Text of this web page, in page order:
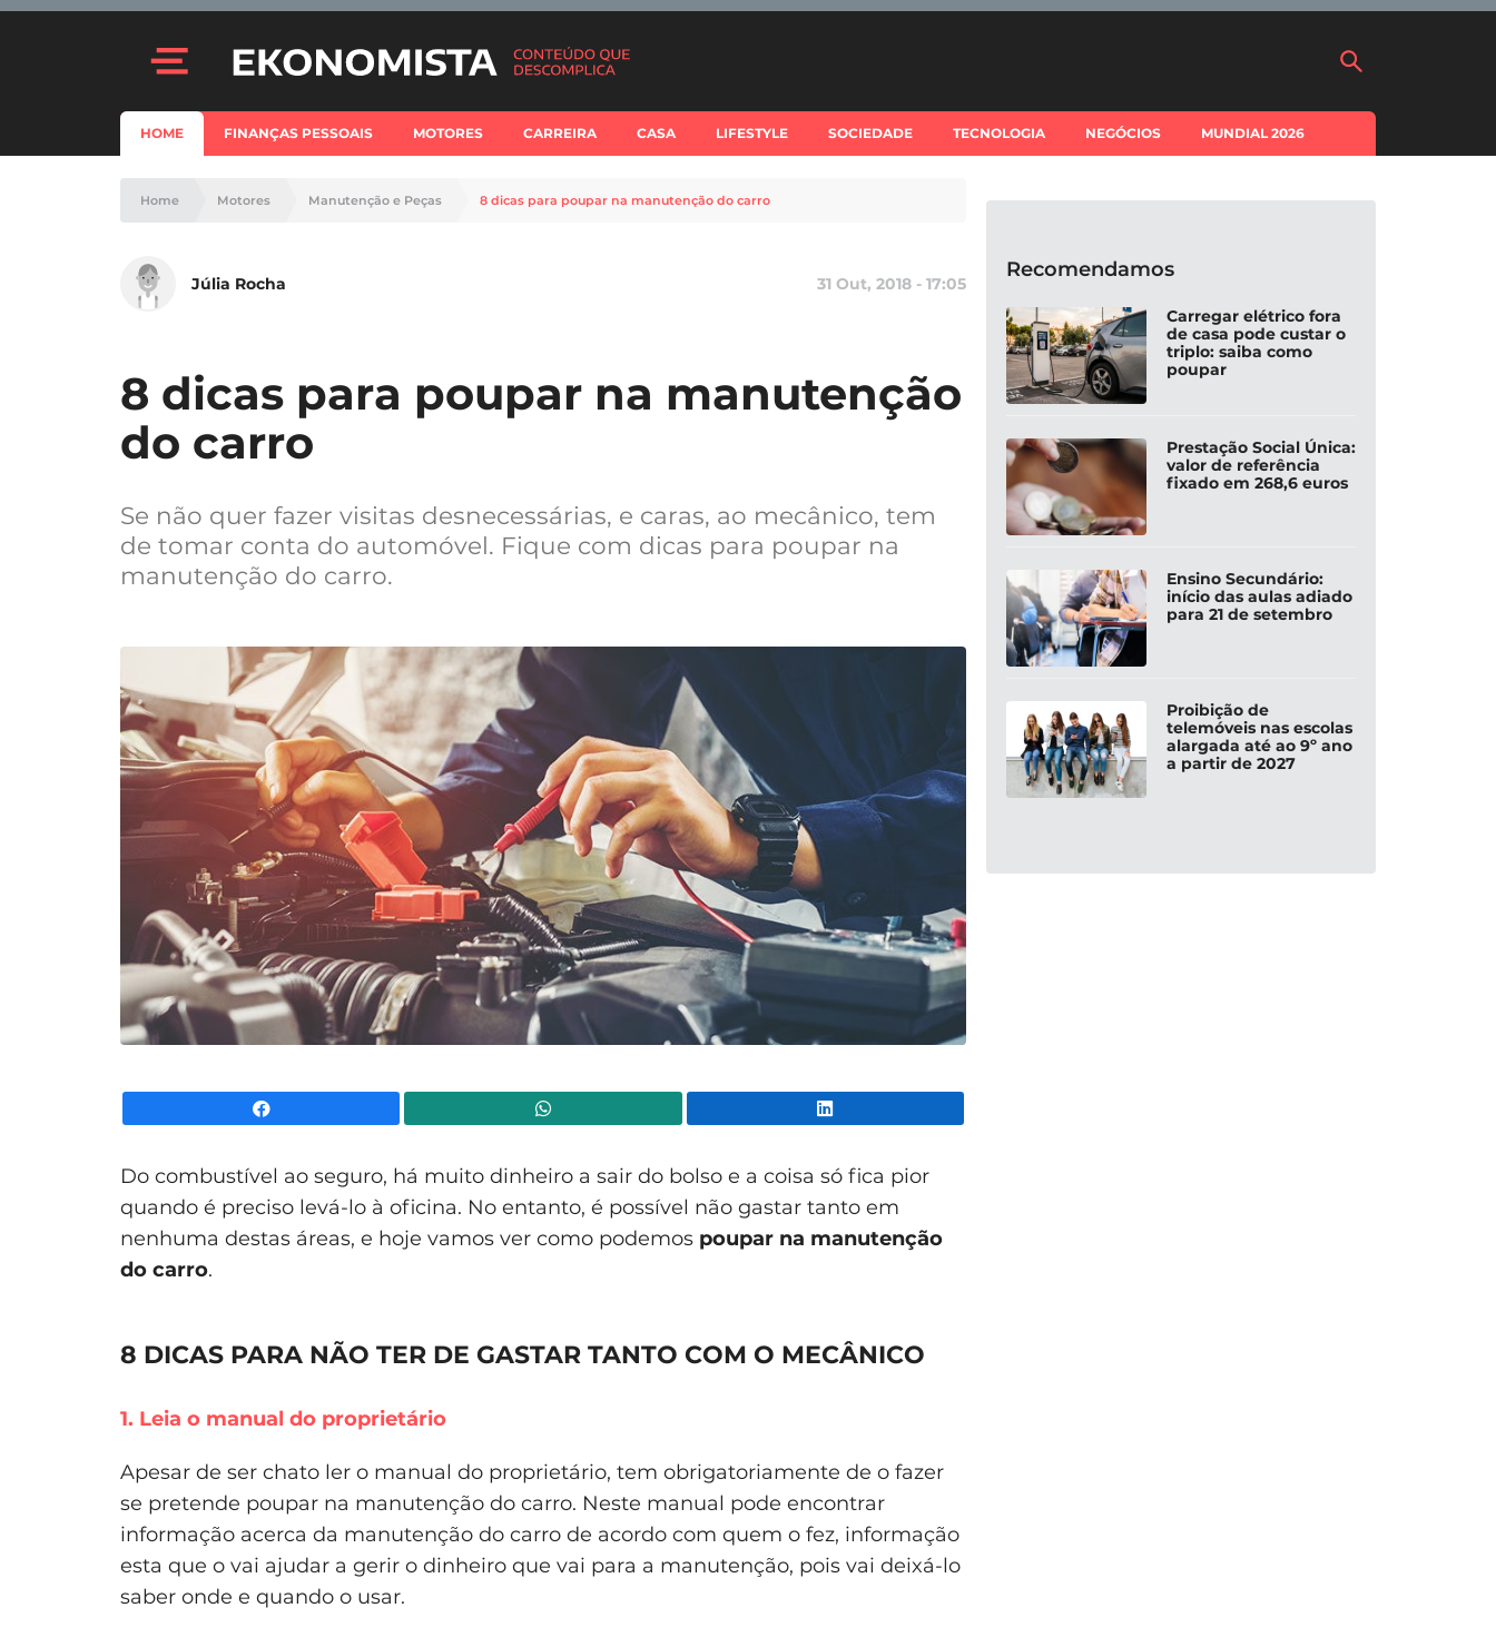
HOME FINANÇAS PESSOAIS MOTORES CARREIRA CASA LIFESTYLE SOCIEDADE TECNOLOGIA NEGÓCIOS MUNDIAL 2026
Home Motores Manutenção e Peças 8 dicas para poupar na manutenção do carro
Júlia Rocha 31 Out, 2018 - 17:05
8 dicas para poupar na manutenção
do carro
Se não quer fazer visitas desnecessárias, e caras, ao mecânico, tem
de tomar conta do automóvel. Fique com dicas para poupar na
manutenção do carro.
Do combustível ao seguro, há muito dinheiro a sair do bolso e a coisa só fica pior
quando é preciso levá-lo à oficina. No entanto, é possível não gastar tanto em
nenhuma destas áreas, e hoje vamos ver como podemos poupar na manutenção
do carro.
8 DICAS PARA NÃO TER DE GASTAR TANTO COM O MECÂNICO
1. Leia o manual do proprietário
Apesar de ser chato ler o manual do proprietário, tem obrigatoriamente de o fazer
se pretende poupar na manutenção do carro. Neste manual pode encontrar
informação acerca da manutenção do carro de acordo com quem o fez, informação
esta que o vai ajudar a gerir o dinheiro que vai para a manutenção, pois vai deixá-lo
saber onde e quando o usar.
Recomendamos
Carregar elétrico fora
de casa pode custar o
triplo: saiba como
poupar
Prestação Social Única:
valor de referência
fixado em 268,6 euros
Ensino Secundário:
início das aulas adiado
para 21 de setembro
Proibição de
telemóveis nas escolas
alargada até ao 9º ano
a partir de 2027